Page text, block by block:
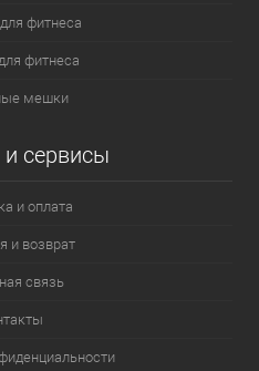
фитнеса
фитнеса
мешки
сервисы
и оплата
и возврат
связь